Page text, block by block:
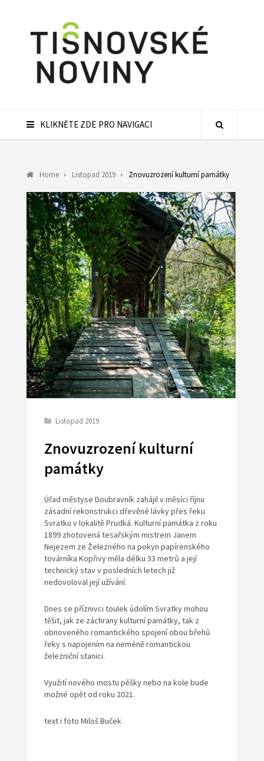
KLIKNĚTE ZDE PRO NAVIGACI
Home Listopad 2019 Znovuzrození kulturní památky
Listopad 2019
Znovuzrození kulturní
památky
Úřad městyse Doubravník zahájil v měsíci říjnu
zásadní rekonstrukci dřevěné lávky přes řeku
Svratku v lokalitě Prudká. Kulturní památka z roku
1899 zhotovená tesařským mistrem Janem
Nejezem ze Železného na pokyn papírenského
továrníka Kopřivy měla délku 33 metrů a její
technický stav v posledních letech již
nedovoloval její užívání.
Dnes se příznivci toulek údolím Svratky mohou
těšit, jak ze záchrany kulturní památky, tak z
obnoveného romantického spojení obou břehů
řeky s napojením na neméně romantickou
železniční stanici.
Využití nového mostu pěšky nebo na kole bude
možné opět od roku 2021.
text i foto Miloš Buček